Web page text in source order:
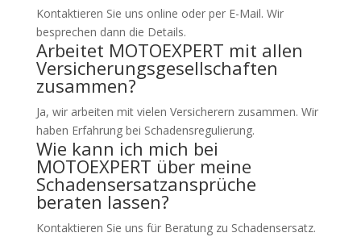
Kontaktieren Sie uns online oder per E-Mail. Wir
besprechen dann die Details.
Arbeitet MOTOEXPERT mit allen
Versicherungsgesellschaften
zusammen?
Ja, wir arbeiten mit vielen Versicherern zusammen. Wir
haben Erfahrung bei Schadensregulierung.
Wie kann ich mich bei
MOTOEXPERT über meine
Schadensersatzansprüche
beraten lassen?
Kontaktieren Sie uns für Beratung zu Schadensersatz.